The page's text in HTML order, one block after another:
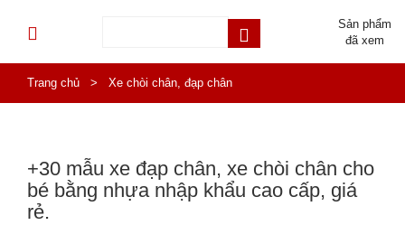
Sản phẩm
đã xem
Trang chủ > Xe chòi chân, đạp chân
+30 mẫu xe đạp chân, xe chòi chân cho
bé bằng nhựa nhập khẩu cao cấp, giá
rẻ.